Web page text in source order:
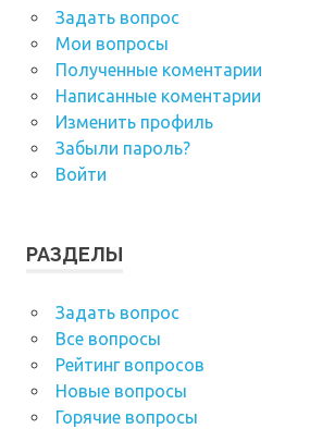
Задать вопрос
Мои вопросы
Полученные коментарии
Написанные коментарии
Изменить профиль
Забыли пароль?
Войти
РАЗДЕЛЫ
Задать вопрос
Все вопросы
Рейтинг вопросов
Новые вопросы
Горячие вопросы